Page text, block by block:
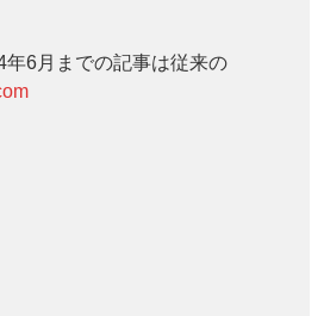
6月までの記事は従来の